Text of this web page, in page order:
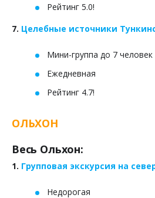
Рейтинг 5.0!
7. Целебные источники
Мини-группа до 7 человек
Ежедневная
Рейтинг 4.7!
ОЛЬХОН
Весь Ольхон:
1. Групповая экскурсия на
Недорогая